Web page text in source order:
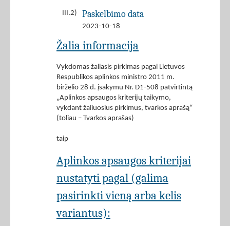
III.2) Paskelbimo data
2023-10-18
Žalia informacija
Vykdomas žaliasis pirkimas pagal Lietuvos
Respublikos aplinkos ministro 2011 m.
birželio 28 d. įsakymu Nr. D1-508 patvirtintą
„Aplinkos apsaugos kriterijų taikymo,
vykdant žaliuosius pirkimus, tvarkos aprašą“
(toliau – Tvarkos aprašas)
taip
Aplinkos apsaugos kriterijai
nustatyti pagal (galima
pasirinkti vieną arba kelis
variantus):